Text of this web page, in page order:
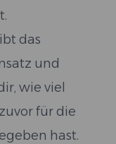
das
und
wie viel
für die
hast.